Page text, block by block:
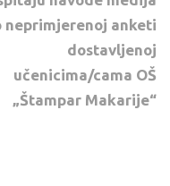
neprimjerenoj anketi
dostavljenoj
učenicima/cama OŠ
„Štampar Makarije“